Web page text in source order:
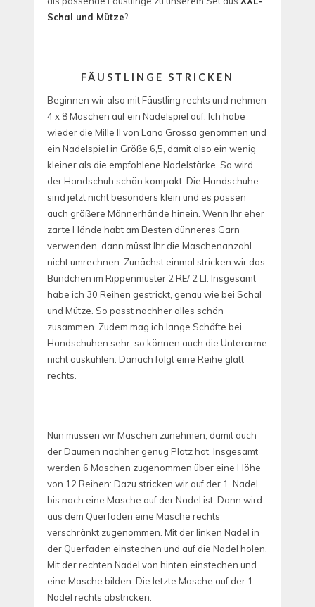
Schal und Mütze?
FÄUSTLINGE STRICKEN
Beginnen wir also mit Fäustling rechts und nehmen
4 x 8 Maschen auf ein Nadelspiel auf. Ich habe
wieder die Mille II von Lana Grossa genommen und
ein Nadelspiel in Größe 6,5, damit also ein wenig
kleiner als die empfohlene Nadelstärke. So wird
der Handschuh schön kompakt. Die Handschuhe
sind jetzt nicht besonders klein und es passen
auch größere Männerhände hinein. Wenn Ihr eher
zarte Hände habt am Besten dünneres Garn
verwenden, dann müsst Ihr die Maschenanzahl
nicht umrechnen. Zunächst einmal stricken wir das
Bündchen im Rippenmuster 2 RE/ 2 LI. Insgesamt
habe ich 30 Reihen gestrickt, genau wie bei Schal
und Mütze. So passt nachher alles schön
zusammen. Zudem mag ich lange Schäfte bei
Handschuhen sehr, so können auch die Unterarme
nicht auskühlen. Danach folgt eine Reihe glatt
rechts.
Nun müssen wir Maschen zunehmen, damit auch
der Daumen nachher genug Platz hat. Insgesamt
werden 6 Maschen zugenommen über eine Höhe
von 12 Reihen: Dazu stricken wir auf der 1. Nadel
bis noch eine Masche auf der Nadel ist. Dann wird
aus dem Querfaden eine Masche rechts
verschränkt zugenommen. Mit der linken Nadel in
der Querfaden einstechen und auf die Nadel holen.
Mit der rechten Nadel von hinten einstechen und
eine Masche bilden. Die letzte Masche auf der 1.
Nadel rechts abstricken.